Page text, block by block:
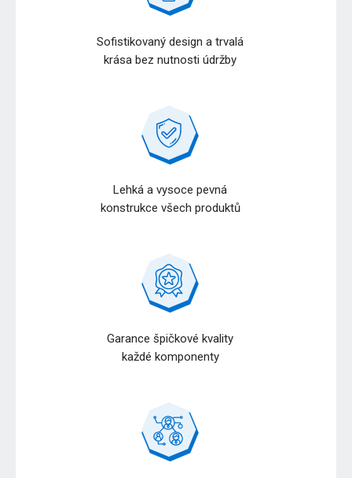
Sofistikovaný design a trvalá
krása bez nutnosti údržby
Lehká a vysoce pevná
konstrukce všech produktů
Garance špičkové kvality
každé komponenty